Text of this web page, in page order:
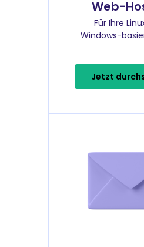
Web-
Für Ihre
Windows-
Jetzt